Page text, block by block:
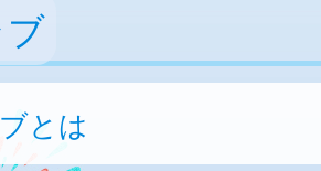
とは